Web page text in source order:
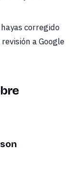
corregido
a Google